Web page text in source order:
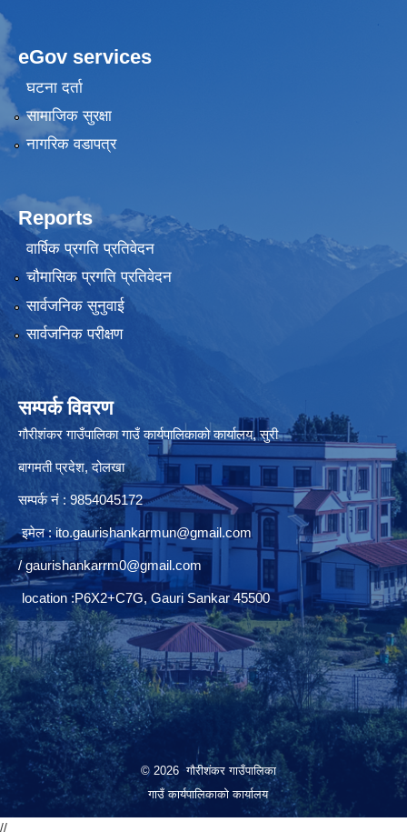
eGov services
घटना दर्ता
सामाजिक सुरक्षा
नागरिक वडापत्र
Reports
वार्षिक प्रगति प्रतिवेदन
चौमासिक प्रगति प्रतिवेदन
सार्वजनिक सुनुवाई
सार्वजनिक परीक्षण
सम्पर्क विवरण
गौरीशंकर गाउँपालिका गाउँ कार्यपालिकाको कार्यालय, सुरी
बागमती प्रदेश, दोलखा
सम्पर्क नं : 9854045172
इमेल :ito.gaurishankarmun@gmail.com
/gaurishankarrm0@gmail.com
location :P6X2+C7G, Gauri Sankar 45500
© 2026 गौरीशंकर गाउँपालिका
गाउँ कार्यपालिकाको कार्यालय
//